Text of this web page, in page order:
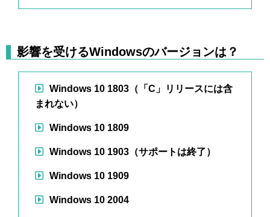
影響を受けるWindowsのバージョンは？
Windows 10 1803（「C」リリースには含
まれない）
Windows 10 1809
Windows 10 1903（サポートは終了）
Windows 10 1909
Windows 10 2004